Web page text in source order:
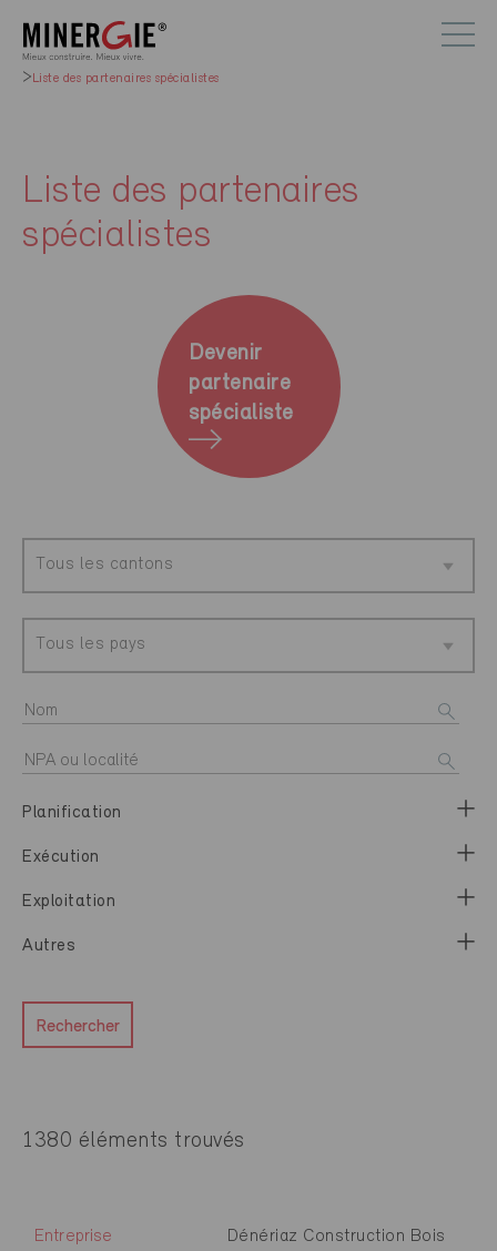
Liste des partenaires spécialistes
Liste des partenaires
spécialistes
Devenir
partenaire
spécialiste
Tous les cantons
Tous les pays
Planification
Exécution
Exploitation
Autres
Rechercher
1380 éléments trouvés
Entreprise
Dénériaz Construction Bois